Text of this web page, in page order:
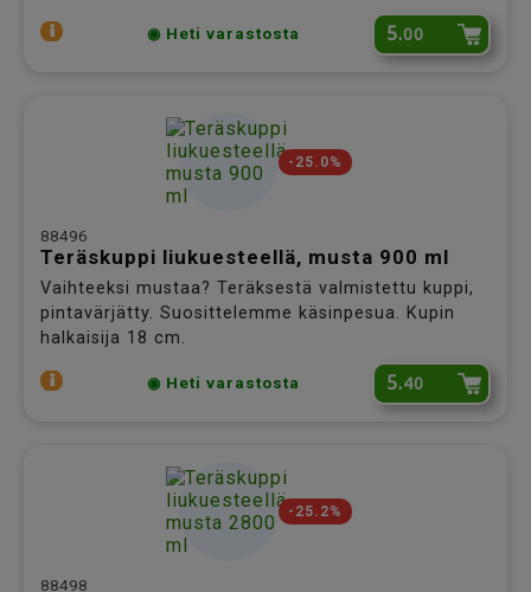
◉ Heti varastosta 5.00
-25.0%
88496
Teräskuppi liukuesteellä, musta 900 ml
Vaihteeksi mustaa? Teräksestä valmistettu kuppi,
pintavärjätty. Suosittelemme käsinpesua. Kupin
halkaisija 18 cm.
◉ Heti varastosta 5.40
-25.2%
88498